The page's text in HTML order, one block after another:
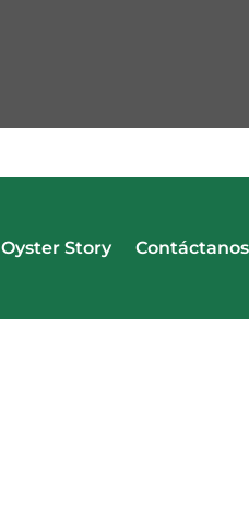
Oyster Story Contáctanos